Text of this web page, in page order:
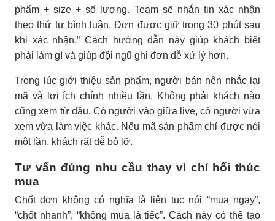
phẩm + size + số lượng. Team sẽ nhắn tin xác nhận
theo thứ tự bình luận. Đơn được giữ trong 30 phút sau
khi xác nhận.” Cách hướng dẫn này giúp khách biết
phải làm gì và giúp đội ngũ ghi đơn dễ xử lý hơn.
Trong lúc giới thiệu sản phẩm, người bán nên nhắc lại
mã và lợi ích chính nhiều lần. Không phải khách nào
cũng xem từ đầu. Có người vào giữa live, có người vừa
xem vừa làm việc khác. Nếu mã sản phẩm chỉ được nói
một lần, khách rất dễ bỏ lỡ.
Tư vấn đúng nhu cầu thay vì chỉ hối thúc
mua
Chốt đơn không có nghĩa là liên tục nói “mua ngay”,
“chốt nhanh”, “không mua là tiếc”. Cách này có thể tạo